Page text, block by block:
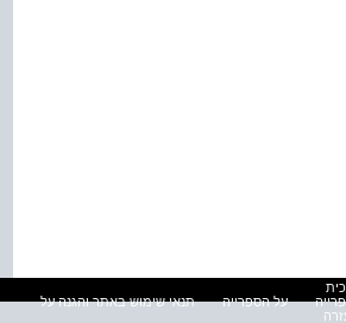
על הספרייה
תנאי שימוש באתר והגנה על